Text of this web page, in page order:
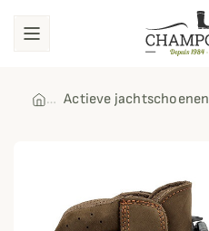
Actieve jachtschoenen